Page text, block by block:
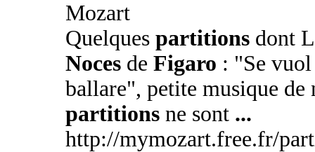
Mozart
Quelques partitions dont
Noces de Figaro : "Se vuol
ballare", petite musique
partitions ne sont ...
http://mymozart.free.fr/